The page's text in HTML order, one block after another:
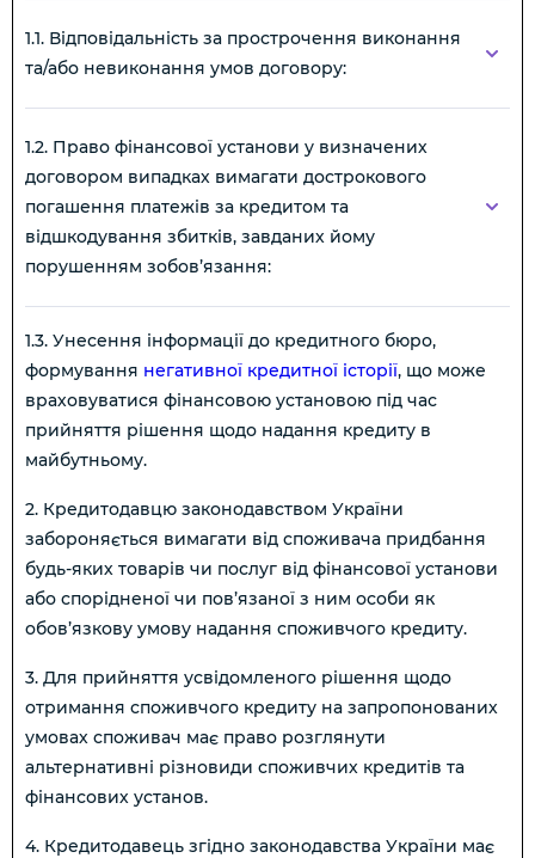
1.1. Відповідальність за прострочення виконання
та/або невиконання умов договору:
1.2. Право фінансової установи у визначених
договором випадках вимагати дострокового
погашення платежів за кредитом та
відшкодування збитків, завданих йому
порушенням зобов’язання:
1.3. Унесення інформації до кредитного бюро,
формування негативної кредитної історії, що може
враховуватися фінансовою установою під час
прийняття рішення щодо надання кредиту в
майбутньому.
2. Кредитодавцю законодавством України
забороняється вимагати від споживача придбання
будь-яких товарів чи послуг від фінансової установи
або спорідненої чи пов’язаної з ним особи як
обов’язкову умову надання споживчого кредиту.
3. Для прийняття усвідомленого рішення щодо
отримання споживчого кредиту на запропонованих
умовах споживач має право розглянути
альтернативні різновиди споживчих кредитів та
фінансових установ.
4. Кредитодавець згідно законодавства України має